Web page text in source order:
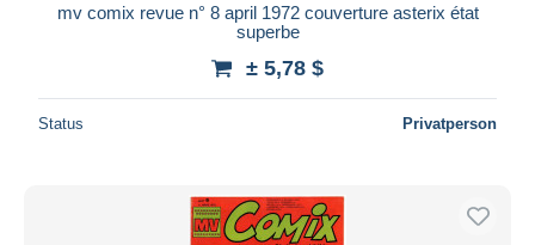
mv comix revue n° 8 april 1972 couverture asterix état
superbe
± 5,78 $
Status Privatperson